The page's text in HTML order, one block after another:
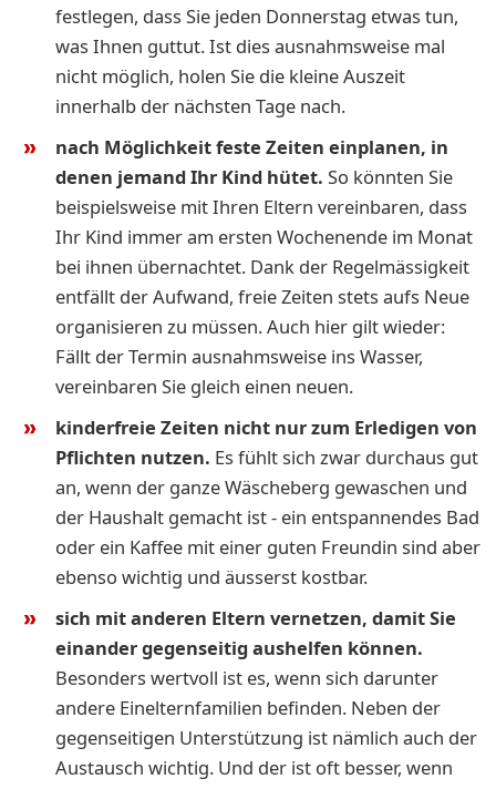
festlegen, dass Sie jeden Donnerstag etwas tun,
was Ihnen guttut. Ist dies ausnahmsweise mal
nicht möglich, holen Sie die kleine Auszeit
innerhalb der nächsten Tage nach.
nach Möglichkeit feste Zeiten einplanen, in
denen jemand Ihr Kind hütet. So könnten Sie
beispielsweise mit Ihren Eltern vereinbaren, dass
Ihr Kind immer am ersten Wochenende im Monat
bei ihnen übernachtet. Dank der Regelmässigkeit
entfällt der Aufwand, freie Zeiten stets aufs Neue
organisieren zu müssen. Auch hier gilt wieder:
Fällt der Termin ausnahmsweise ins Wasser,
vereinbaren Sie gleich einen neuen.
kinderfreie Zeiten nicht nur zum Erledigen von
Pflichten nutzen. Es fühlt sich zwar durchaus gut
an, wenn der ganze Wäscheberg gewaschen und
der Haushalt gemacht ist - ein entspannendes Bad
oder ein Kaffee mit einer guten Freundin sind aber
ebenso wichtig und äusserst kostbar.
sich mit anderen Eltern vernetzen, damit Sie
einander gegenseitig aushelfen können.
Besonders wertvoll ist es, wenn sich darunter
andere Einelternfamilien befinden. Neben der
gegenseitigen Unterstützung ist nämlich auch der
Austausch wichtig. Und der ist oft besser, wenn